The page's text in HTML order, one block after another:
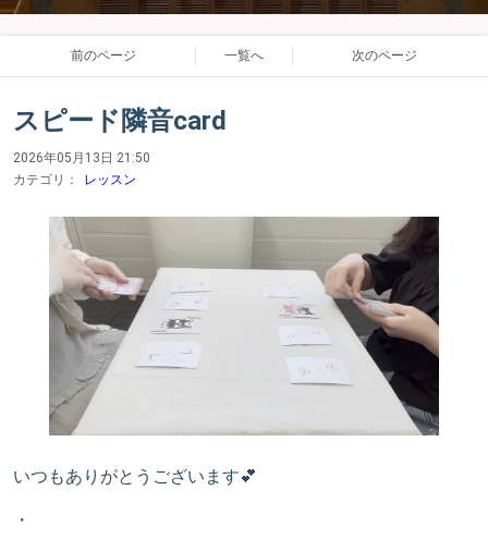
前のページ 一覧へ 次のページ
スピード隣音card
2026年05月13日 21:50
カテゴリ：
レッスン
いつもありがとうございます💕
・